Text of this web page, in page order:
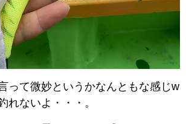
って微妙というかなんともな感じw
れないよ・・・。